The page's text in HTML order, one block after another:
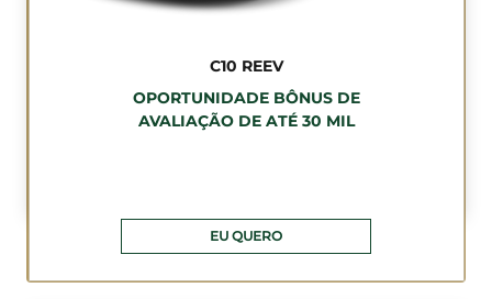
C10 REEV
OPORTUNIDADE BÔNUS DE
AVALIAÇÃO DE ATÉ 30 MIL
EU QUERO